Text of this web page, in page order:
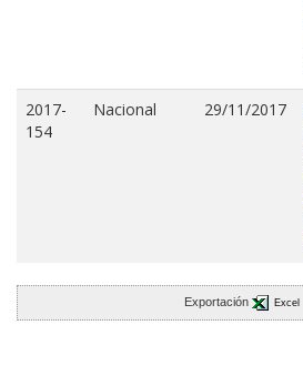
2017-
154
Nacional 29/11/2017
Exportación Excel